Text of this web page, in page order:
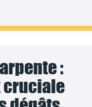
:
cruciale